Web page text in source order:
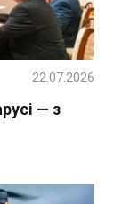
— з
22.07.2026